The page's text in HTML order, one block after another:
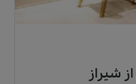
از شیراز